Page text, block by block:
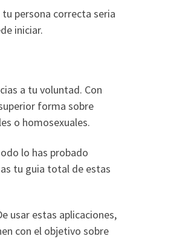
persona correcta seri­a
iniciar.
a tu voluntad. Con
forma sobre
o homosexuales.
lo has probado
tu guia total de estas
usar estas aplicaciones,
con el objetivo sobre